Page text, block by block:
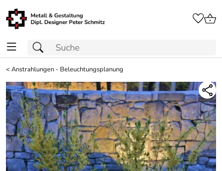
<Anstrahlungen - Beleuchtungsplanung